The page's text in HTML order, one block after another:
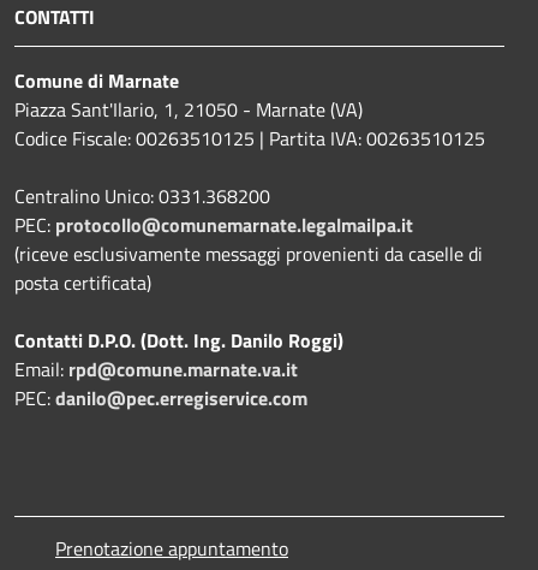
CONTATTI
Comune di Marnate
Piazza Sant'Ilario, 1, 21050 - Marnate (VA)
Codice Fiscale: 00263510125 | Partita IVA: 00263510125
Centralino Unico: 0331.368200
PEC: protocollo@comunemarnate.legalmailpa.it
(riceve esclusivamente messaggi provenienti da caselle di
posta certificata)
Contatti D.P.O. (Dott. Ing. Danilo Roggi)
Email: rpd@comune.marnate.va.it
PEC:danilo@pec.erregiservice.com
Prenotazione appuntamento